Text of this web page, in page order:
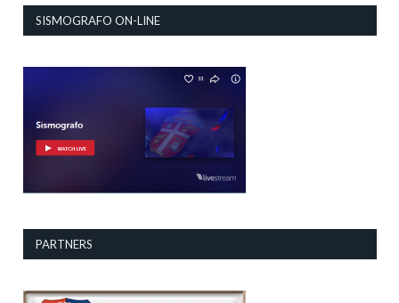
SISMOGRAFO ON-LINE
PARTNERS